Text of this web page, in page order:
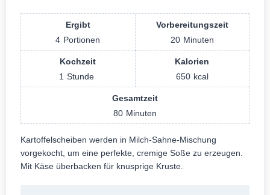
Ergibt
4 Portionen
Vorbereitungszeit
20 Minuten
Kochzeit
1 Stunde
Kalorien
650 kcal
Gesamtzeit
80 Minuten
Kartoffelscheiben werden in Milch-Sahne-Mischung
vorgekocht, um eine perfekte, cremige Soße zu erzeugen.
Mit Käse überbacken für knusprige Kruste.